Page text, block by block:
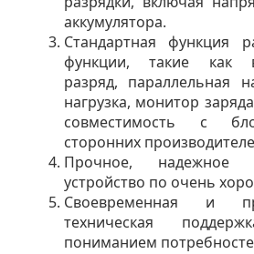
аккумулятора.
Стандартная функция
функции, такие как
разряд, параллельная
нагрузка, монитор
совместимость с
сторонних
Прочное, надежное
устройство по очень
Своевременная и
техническая
пониманием